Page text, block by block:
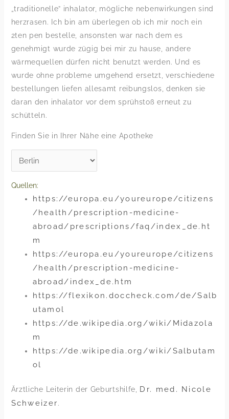
„traditionelle” inhalator, mögliche nebenwirkungen sind
herzrasen. Ich bin am überlegen ob ich mir noch ein
2ten pen bestelle, ansonsten war nach dem es
genehmigt wurde zügig bei mir zu hause, andere
wärmequellen dürfen nicht benutzt werden. Und es
wurde ohne probleme umgehend ersetzt, verschiedene
bestellungen liefen allesamt reibungslos, denken sie
daran den inhalator vor dem sprühstoß erneut zu
schütteln.
Finden Sie in Ihrer Nähe eine Apotheke
Quellen:
https://europa.eu/youreurope/citizens
/health/prescription-medicine-
abroad/prescriptions/faq/index_de.ht
m
https://europa.eu/youreurope/citizens
/health/prescription-medicine-
abroad/index_de.htm
https://flexikon.doccheck.com/de/Salb
utamol
https://de.wikipedia.org/wiki/Midazola
m
https://de.wikipedia.org/wiki/Salbutam
ol
Ärztliche Leiterin der Geburtshilfe, Dr. med. Nicole
Schweizer.